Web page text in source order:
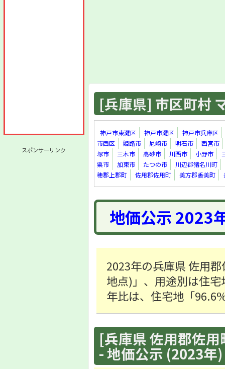
スポンサーリンク
[兵庫県] 市区町村
神戸市東灘区 神戸市灘区
神戸市兵庫区
市西区
姫路市 尼崎市 明石市
西宮市
塚市
三木市 高砂市 川西市 小野市
粟市
加東市 たつの市
川辺郡猪名川町
穂郡上郡町
佐用郡佐用町 美方郡香美町
地価公示 2023
2023年の兵庫県 佐用
地点)」、用途別は住
年比は、住宅地「
[兵庫県 佐用郡佐
- 地価公示 (2023年)